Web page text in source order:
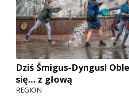
Dziś Śmigus-Dyngus!
się… z głową
REGION